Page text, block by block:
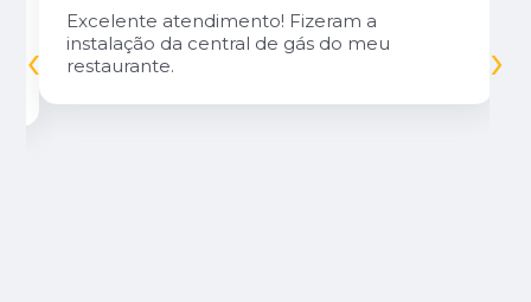
Excelente atendimento! Fizeram a
instalação da central de gás do meu
restaurante.
‹ ›